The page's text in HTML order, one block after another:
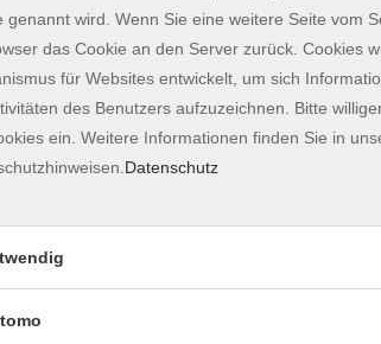
genannt wird. Wenn Sie eine weitere Seite vom
das Cookie an den Server zurück. Cookies
für Websites entwickelt, um sich
des Benutzers aufzuzeichnen. Bitte
ein. Weitere Informationen finden Sie in
Datenschutz